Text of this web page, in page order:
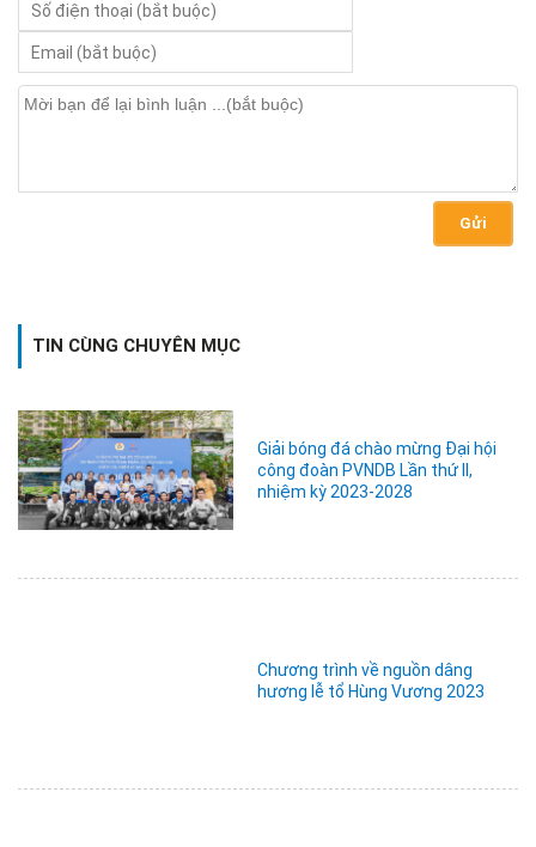
Gửi
TIN CÙNG CHUYÊN MỤC
Giải bóng đá chào mừng Đại hội
công đoàn PVNDB Lần thứ II,
nhiệm kỳ 2023-2028
Chương trình về nguồn dâng
hương lễ tổ Hùng Vương 2023